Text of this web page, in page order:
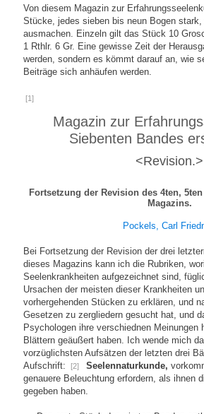
Von diesem Magazin zur
Stücke, jedes sieben bis neun Bogen
ausmachen. Einzeln gilt das Stück 10
1 Rthlr. 6 Gr. Eine gewisse Zeit der
werden, sondern es kömmt darauf an, wie
Beiträge sich anhäufen werden.
[1]
Magazin zur
Siebenten Bandes
<Revision.>
Fortsetzung der Revision des 4ten,
Magazins.
Pockels, Carl
Bei Fortsetzung der Revision der drei
dieses Magazins kann ich die Rubriken,
Seelenkrankheiten aufgezeichnet sind,
Ursachen der meisten dieser Krankheiten
vorhergehenden Stücken zu erklären, und
Gesetzen zu zergliedern gesucht hat, und
Psychologen ihre verschiednen Meinungen
Blättern geäußert haben. Ich wende mich
vorzüglichsten Aufsätzen der letzten drei
Aufschrift:
[2] Seelennaturkunde,
genauere Beleuchtung erfordern, als ihnen
gegeben haben.